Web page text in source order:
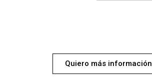
Quiero más información